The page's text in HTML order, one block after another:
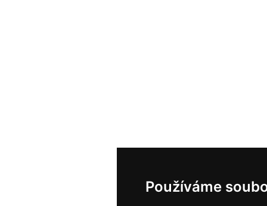
Používáme